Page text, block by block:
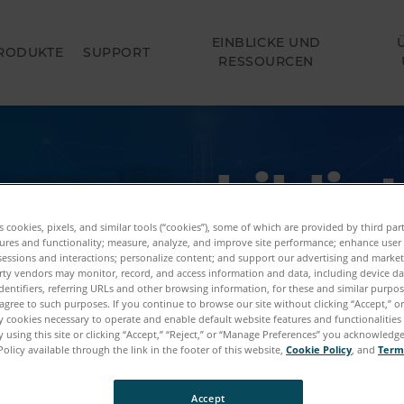
SUPPORT
EINBLICKE UND
RESSOURCEN
Videos, Artikel und andere
Bildgebungs- und Realisierungslösungen von
Anwendungen.
cookies, pixels, and similar tools (“cookies”), some of which are provided by third
and functionality; measure, analyze, and improve site performance; enhance user
and interactions; personalize content; and support our advertising and
vendors may monitor, record, and access information and data, including device
referring URLs and other browsing information, for these and similar
to such purposes. If you continue to browse our site without clicking “Accept,”
cookies necessary to operate and enable default website features and
using this site or clicking “Accept,” “Reject,” or “Manage Preferences” you
available through the link in the footer of this website, Cookie Policy, and
Accept